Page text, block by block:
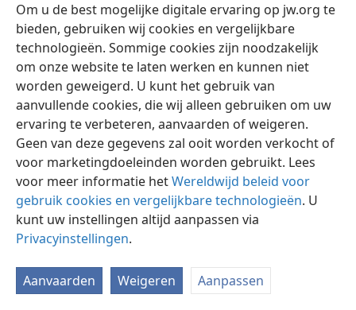
Om u de best mogelijke digitale ervaring op jw.org te
bieden, gebruiken wij cookies en vergelijkbare
technologieën. Sommige cookies zijn noodzakelijk
om onze website te laten werken en kunnen niet
worden geweigerd. U kunt het gebruik van
aanvullende cookies, die wij alleen gebruiken om uw
ervaring te verbeteren, aanvaarden of weigeren.
Geen van deze gegevens zal ooit worden verkocht of
voor marketingdoeleinden worden gebruikt. Lees
voor meer informatie hetWereldwijd beleid voor
gebruik cookies en vergelijkbare technologieën. U
kunt uw instellingen altijd aanpassen via
Privacyinstellingen.
Aanvaarden Weigeren Aanpassen
Nederlands Instellingen
Copyright © 2026 Watch Tower Bible and Tract Society of Pennsylvania
Gebruiksvoorwaarden Privacybeleid
JW.ORG
Inloggen